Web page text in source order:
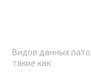
Видов данных
такие как: